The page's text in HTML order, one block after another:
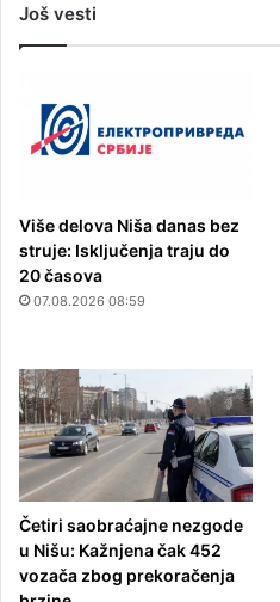
Još vesti
Više delova Niša danas bez
struje: Isključenja traju do
20 časova
07.08.2026 08:59
Četiri saobraćajne nezgode
u Nišu: Kažnjena čak 452
vozača zbog prekoračenja